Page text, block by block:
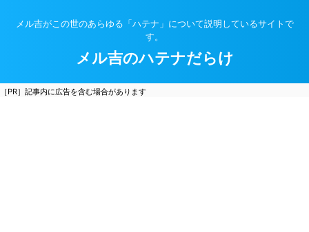
メル吉がこの世のあらゆる「ハテナ」について説明しているサイトで
す。
メル吉のハテナだらけ
［PR］記事内に広告を含む場合があります